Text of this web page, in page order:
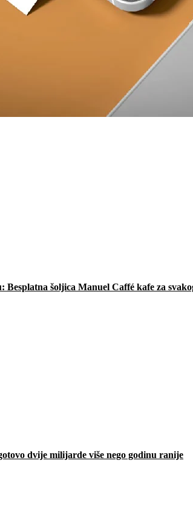
šoljica Manuel Caffé kafe za
dvije milijarde više nego godinu ranije